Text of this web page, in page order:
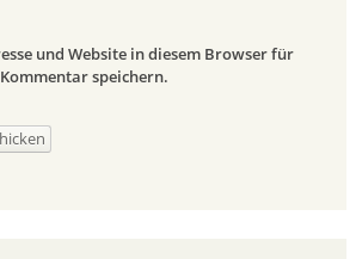
und Website in diesem Browser für
speichern.